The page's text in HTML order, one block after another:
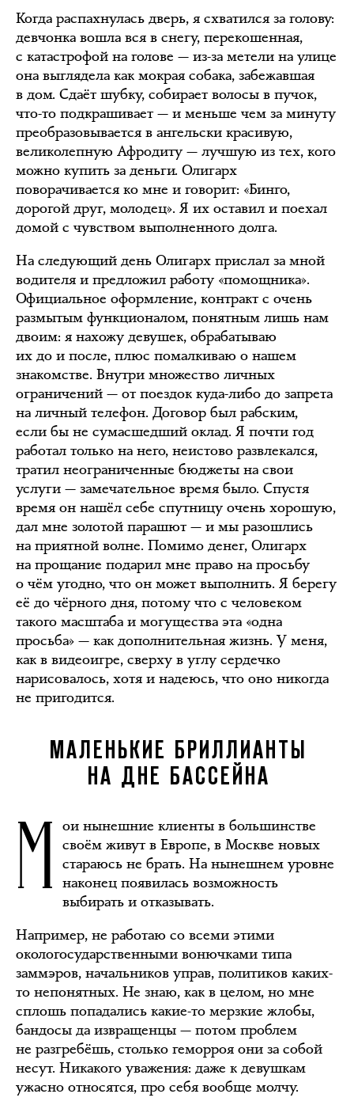
Когда распахнулась дверь, я схватился за голову:
девчонка вошла вся в снегу, перекошенная,
с катастрофой на голове — из-за метели на улице
она выглядела как мокрая собака, забежавшая
в дом. Сдаёт шубку, собирает волосы в пучок,
что-то подкрашивает — и меньше чем за минуту
преобразовывается в ангельски красивую,
великолепную Афродиту — лучшую из тех, кого
можно купить за деньги. Олигарх
поворачивается ко мне и говорит: «Бинго,
дорогой друг, молодец». Я их оставил и поехал
домой с чувством выполненного долга.
На следующий день Олигарх прислал за мной
водителя и предложил работу «помощника».
Официальное оформление, контракт с очень
размытым функционалом, понятным лишь нам
двоим: я нахожу девушек, обрабатываю
их до и после, плюс помалкиваю о нашем
знакомстве. Внутри множество личных
ограничений — от поездок куда-либо до запрета
на личный телефон. Договор был рабским,
если бы не сумасшедший оклад. Я почти год
работал только на него, неистово развлекался,
тратил неограниченные бюджеты на свои
услуги — замечательное время было. Спустя
время он нашёл себе спутницу очень хорошую,
дал мне золотой парашют — и мы разошлись
на приятной волне. Помимо денег, Олигарх
на прощание подарил мне право на просьбу
о чём угодно, что он может выполнить. Я берегу
её до чёрного дня, потому что с человеком
такого масштаба и могущества эта «одна
просьба» — как дополнительная жизнь. У меня,
как в видеоигре, сверху в углу сердечко
нарисовалось, хотя и надеюсь, что оно никогда
не пригодится.
МАЛЕНЬКИЕ БРИЛЛИАНТЫ
НА ДНЕ БАССЕЙНА
М ои нынешние клиенты в большинстве
своём живут в Европе, в Москве новых
стараюсь не брать. На нынешнем уровне
наконец появилась возможность
выбирать и отказывать.
Например, не работаю со всеми этими
окологосударственными вонючками типа
заммэров, начальников управ, политиков каких-
то непонятных. Не знаю, как в целом, но мне
сплошь попадались какие-то мерзкие жлобы,
бандосы да извращенцы — потом проблем
не разгребёшь, столько геморроя они за собой
несут. Никакого уважения: даже к девушкам
ужасно относятся, про себя вообще молчу.